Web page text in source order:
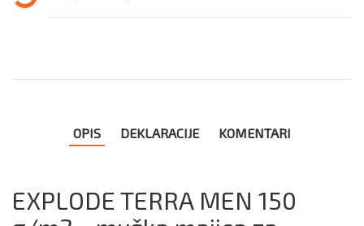
OPIS DEKLARACIJE KOMENTARI
EXPLODE TERRA MEN 150